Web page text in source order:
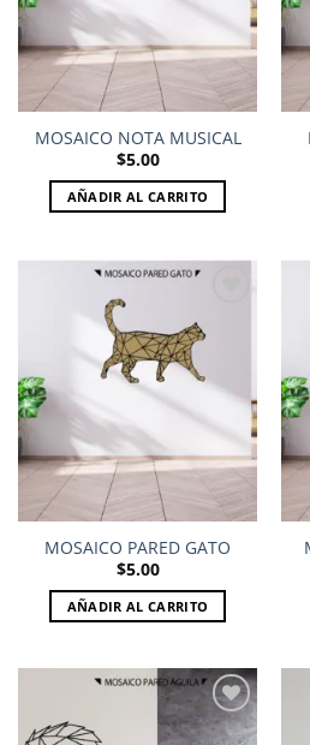
MOSAICO NOTA MUSICAL
$5.00
AÑADIR AL CARRITO
wishlist
MOSAICO PARED GATO
$5.00
AÑADIR AL CARRITO